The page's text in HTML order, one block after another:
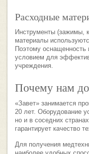
Расходные
Инструменты (зажимы,
материалы
Поэтому оснащенность
условием для
учреждения.
Почему нам
«Завет» занимается
20 лет. Оборудование
но и в соседних
гарантирует качество
Для получения